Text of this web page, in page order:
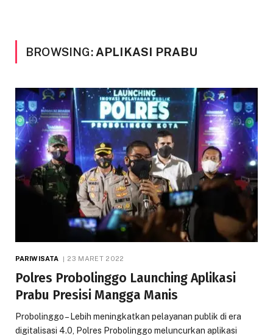
BROWSING: APLIKASI PRABU
PARIWISATA 23 MARET 2022
Polres Probolinggo Launching Aplikasi
Prabu Presisi Mangga Manis
Probolinggo – Lebih meningkatkan pelayanan publik di era
digitalisasi 4.0, Polres Probolinggo meluncurkan aplikasi